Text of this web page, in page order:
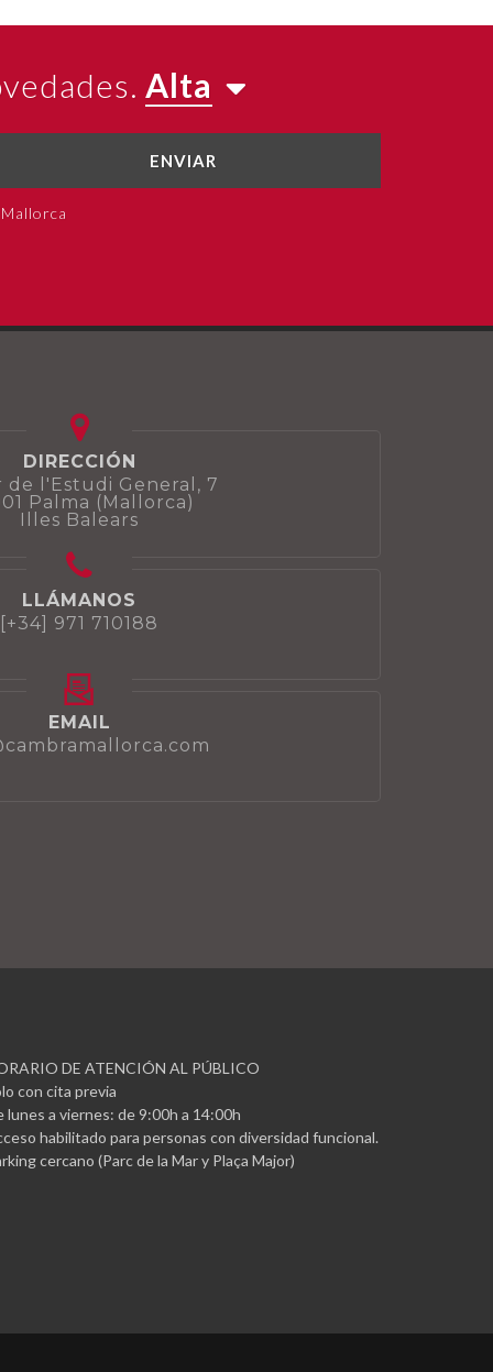
Alta
ENVIAR
DIRECCIÓN
de l'Estudi General, 7
Palma (Mallorca)
Illes Balears
LLÁMANOS
[+34] 971 710188
EMAIL
DE ATENCIÓN AL PÚBLICO
con cita previa
lunes a viernes: de 9:00h a 14:00h
habilitado para personas con diversidad funcional.
cercano (Parc de la Mar y Plaça Major)